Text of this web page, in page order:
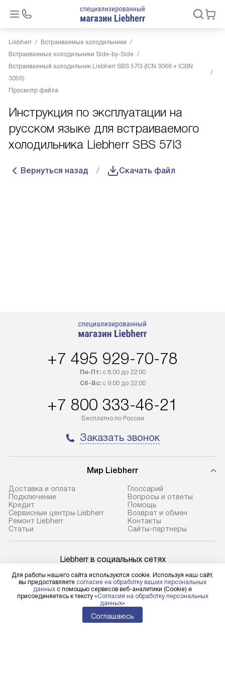
Liebherr
Встраиваемые холодильники
Встраиваемые холодильники Side-by-Side
Встраиваемый холодильник Liebherr SBS 57I3 (ICN 3066 + ICBN
3056)
Просмотр файла
Инструкция по эксплуатации на
русском языке для встраиваемого
холодильника Liebherr SBS 57I3
Вернуться назад Скачать файл
+7 495 929-70-78
Пн-Пт:с 8:00 до 22:00
Сб-Вс:с 9:00 до 22:00
+7 800 333-46-21
Бесплатно по России
Заказать звонок
Мир Liebherr
Доставка и оплата
Подключение
Кредит
Сервисные центры Liebherr
Ремонт Liebherr
Cтатьи
Глоссарий
Вопросы и ответы
Помощь
Возврат и обмен
Контакты
Сайты-партнеры
Liebherr в социальных сетях
Для физических лиц
shop@l-rus.ru
Для юридических лиц
Для работы нашего сайта используются cookie. Используя наш сайт,
вы предоставляете согласие на обработку ваших персональных
данных с помощью сервисов веб-аналитики (Cookie) и
присоединяетесь к тексту «Согласия на обработку персональных
данных»
Соглашаюсь